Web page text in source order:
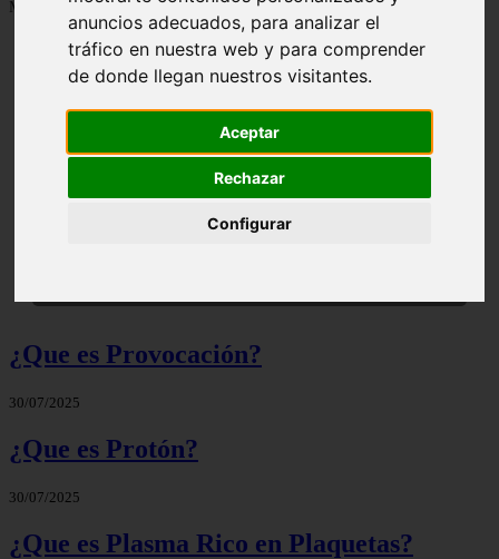
anuncios adecuados, para analizar el
tráfico en nuestra web y para comprender
de donde llegan nuestros visitantes.
Aceptar
Rechazar
Configurar
Mostrando 1129 - 1152 de 3040 artículos
¿Que es Provocación?
30/07/2025
¿Que es Protón?
30/07/2025
¿Que es Plasma Rico en Plaquetas?